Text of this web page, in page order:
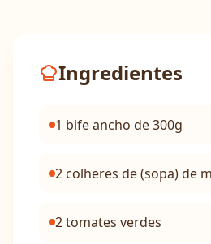
Ingredientes
1 bife ancho de 300g
2 colheres de (sopa) de
2 tomates verdes